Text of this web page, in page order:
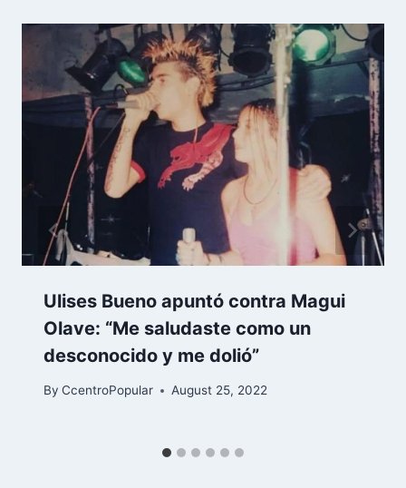
Ulises Bueno apuntó contra Magui
Olave: “Me saludaste como un
desconocido y me dolió”
By CcentroPopular August 25, 2022